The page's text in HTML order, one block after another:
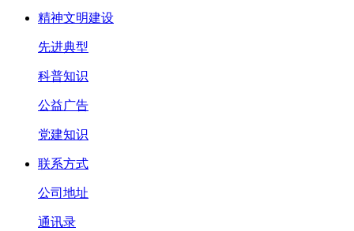
精神文明建设
先进典型
科普知识
公益广告
党建知识
联系方式
公司地址
通讯录